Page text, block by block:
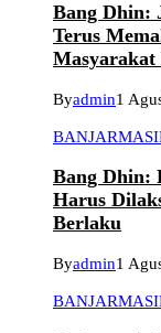
Bang Dhin:
Terus
Byadmin1
Bang Dhin:
Harus
Berlaku
Byadmin1